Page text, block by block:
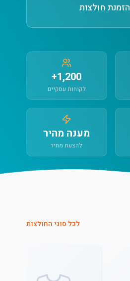
הזמנת חולצות
1,200+
לקוחות עסקיים
מענה מהיר
להצעת מחיר
לכל סוגי החולצות